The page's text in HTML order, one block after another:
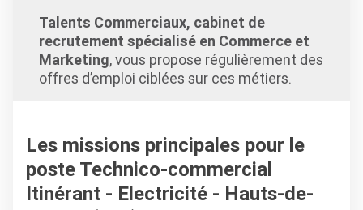
Talents Commerciaux, cabinet de
recrutement spécialisé en Commerce et
Marketing, vous propose régulièrement des
offres d’emploi ciblées sur ces métiers.
Les missions principales pour le
poste Technico-commercial
Itinérant - Electricité - Hauts-de-